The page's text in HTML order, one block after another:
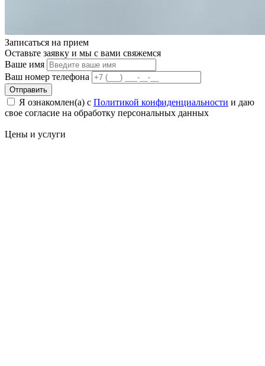
Записаться на прием
Оставьте заявку и мы с вами свяжемся
Ваше имя
Ваш номер телефона
Отправить
Я ознакомлен(а) с Политикой конфиденциальности и даю
свое cогласие на обработку персональных данных
Цены и услуги